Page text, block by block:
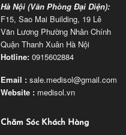
Hà Nội (Văn Phòng Đại Diện):
F15, Sao Mai Building, 19 Lê
Văn Lương Phường Nhân Chính
Quận Thanh Xuân Hà Nội
Hotline: 0915602884
Email : sale.medisol@gmail.com
Website : medisol.vn
Chăm Sóc Khách Hàng